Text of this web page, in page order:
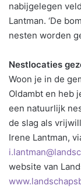
nabijgelegen
Lantman. ‘De
nesten worden
Nestlocaties
Woon je in de
Oldambt en heb
een natuurlijk
de slag als
Irene Lantman,
website van